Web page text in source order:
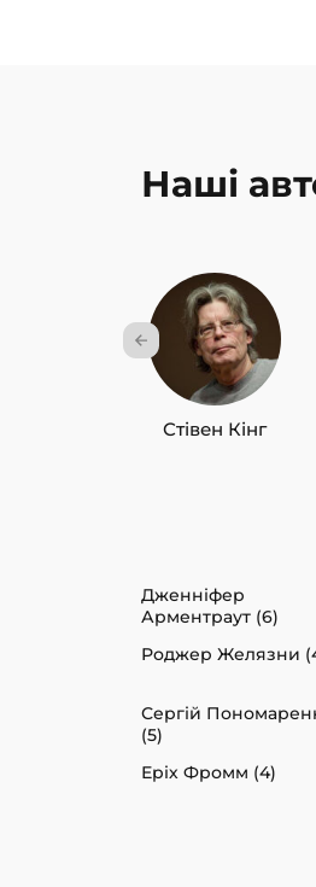
Наші
Стівен Кінг
Дженніфер
Арментраут (6)
Роджер Желязни
Сергій
(5)
Еріх Фромм (4)